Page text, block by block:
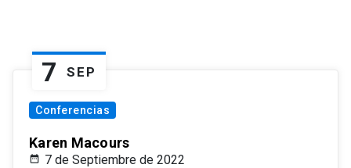
7 SEP
Conferencias
Karen Macours
7 de Septiembre de 2022